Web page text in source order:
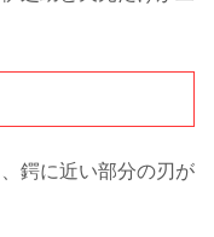
鍔に近い部分の刃が